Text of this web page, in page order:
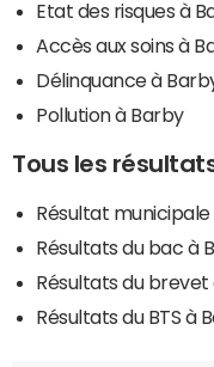
Etat des risques à
Accès aux soins à
Délinquance à
Pollution à Barby
Tous les
Résultat
Résultats du bac à
Résultats du brevet
Résultats du BTS à